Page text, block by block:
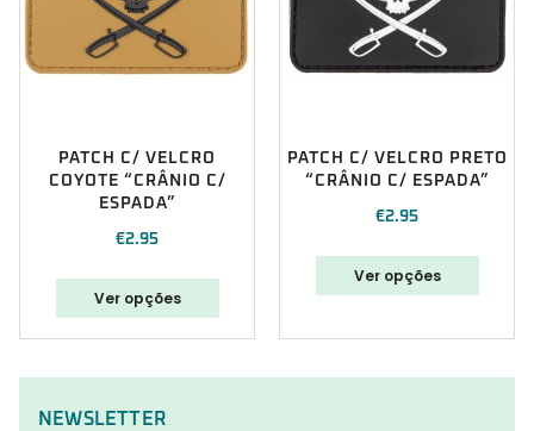
PATCH C/ VELCRO
COYOTE “CRÂNIO C/
ESPADA”
€2.95
Ver opções
PATCH C/ VELCRO PRETO
“CRÂNIO C/ ESPADA”
€2.95
Ver opções
NEWSLETTER